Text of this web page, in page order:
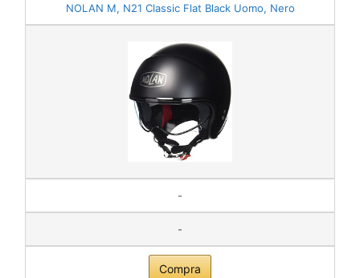
NOLAN M, N21 Classic Flat Black Uomo, Nero
-
-
Compra